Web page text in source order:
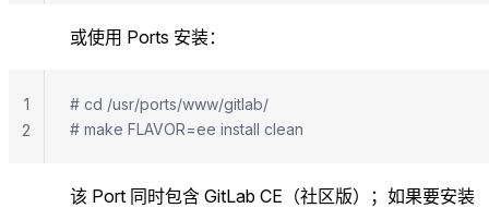
或使用 Ports 安装：
# cd /usr/ports/www/gitlab/
# make FLAVOR=ee install clean
1
2
该 Port 同时包含 GitLab CE（社区版）；如果要安装